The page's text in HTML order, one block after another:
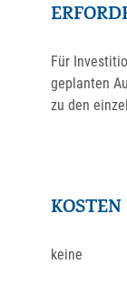
Für
geplanten
zu den
KOSTEN
keine